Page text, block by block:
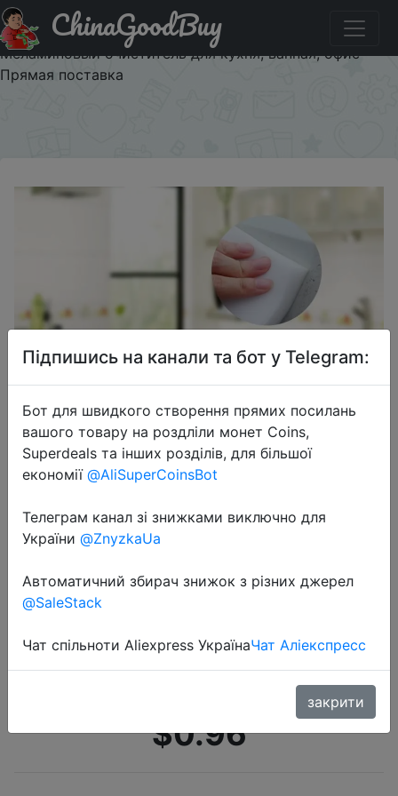
Придбати по знижці 20 шт. губки для очистки
меламиновая губка волшебная губка Ластик
Меламиновый очиститель для кухня, ванная, офис
Прямая поставка
ChinaGoodBuy
2020-10-13
меламиновая губка волшебная
губка Ластик Меламиновый
очиститель для кухня, ванная,
офис Прямая поставка
$0.96
Підпишись на канали та бот у Telegram:
Бот для швидкого створення прямих посилань
вашого товару на роздліли монет Coins,
Superdeals та інших розділів, для більшої
економії @AliSuperCoinsBot
Телеграм канал зі знижками виключно для
України @ZnyzkaUa
Автоматичний збирач знижок з різних джерел
@SaleStack
Чат спільноти Aliexpress УкраїнаЧат Аліекспресс
закрити